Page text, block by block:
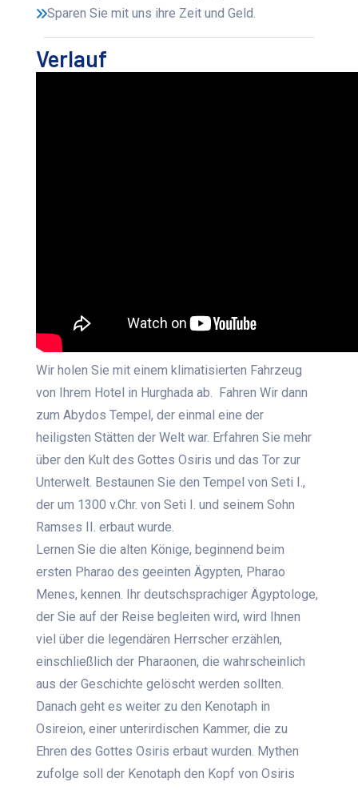
Sparen Sie mit uns ihre Zeit und Geld.
Verlauf
Wir holen Sie mit einem klimatisierten Fahrzeug
von Ihrem Hotel in Hurghada ab. Fahren Wir dann
zum Abydos Tempel, der einmal eine der
heiligsten Stätten der Welt war. Erfahren Sie mehr
über den Kult des Gottes Osiris und das Tor zur
Unterwelt. Bestaunen Sie den Tempel von Seti I.,
der um 1300 v.Chr. von Seti I. und seinem Sohn
Ramses II. erbaut wurde.
Lernen Sie die alten Könige, beginnend beim
ersten Pharao des geeinten Ägypten, Pharao
Menes, kennen. Ihr deutschsprachiger Ägyptologe,
der Sie auf der Reise begleiten wird, wird Ihnen
viel über die legendären Herrscher erzählen,
einschließlich der Pharaonen, die wahrscheinlich
aus der Geschichte gelöscht werden sollten.
Danach geht es weiter zu den Kenotaph in
Osireion, einer unterirdischen Kammer, die zu
Ehren des Gottes Osiris erbaut wurden. Mythen
zufolge soll der Kenotaph den Kopf von Osiris